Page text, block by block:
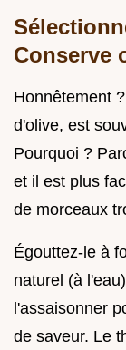
Conserve
Honnêtement
d'olive, est
Pourquoi ?
et il est plus
de morceaux
Égouttez-le à
naturel (à
l'assaisonner
de saveur. Le